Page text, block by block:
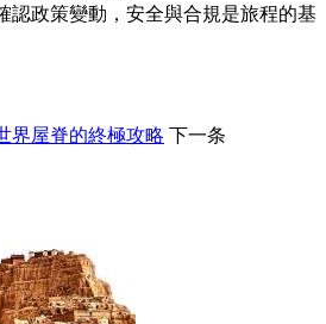
認政策變動，安全與合規是旅程的基
界屋脊的終極攻略 下一条